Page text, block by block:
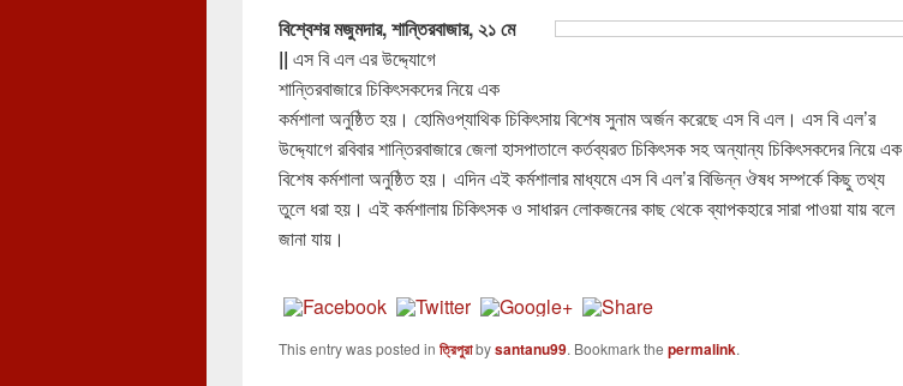
বিশ্বেশর মজুমদার, শান্তিরবাজার, ২১ মে
|| এস বি এল এর উদ্দ্যোগে
শান্তিরবাজারে চিকিৎসকদের নিয়ে এক
কর্মশালা অনুষ্ঠিত হয়। হোমিওপ্যাথিক চিকিৎসায় বিশেষ সুনাম অর্জন করেছে এস বি এল। এস বি এল’র
উদ্দ্যোগে রবিবার শান্তিরবাজারে জেলা হাসপাতালে কর্তব্যরত চিকিৎসক সহ অন্যান্য চিকিৎসকদের নিয়ে এক
বিশেষ কর্মশালা অনুষ্ঠিত হয়। এদিন এই কর্মশালার মাধ্যমে এস বি এল’র বিভিন্ন ঔষধ সম্পর্কে কিছু তথ্য
তুলে ধরা হয়। এই কর্মশালায় চিকিৎসক ও সাধারন লোকজনের কাছ থেকে ব্যাপকহারে সারা পাওয়া যায় বলে
জানা যায়।
This entry was posted in ত্রিপুরাbysantanu99. Bookmark the permalink.